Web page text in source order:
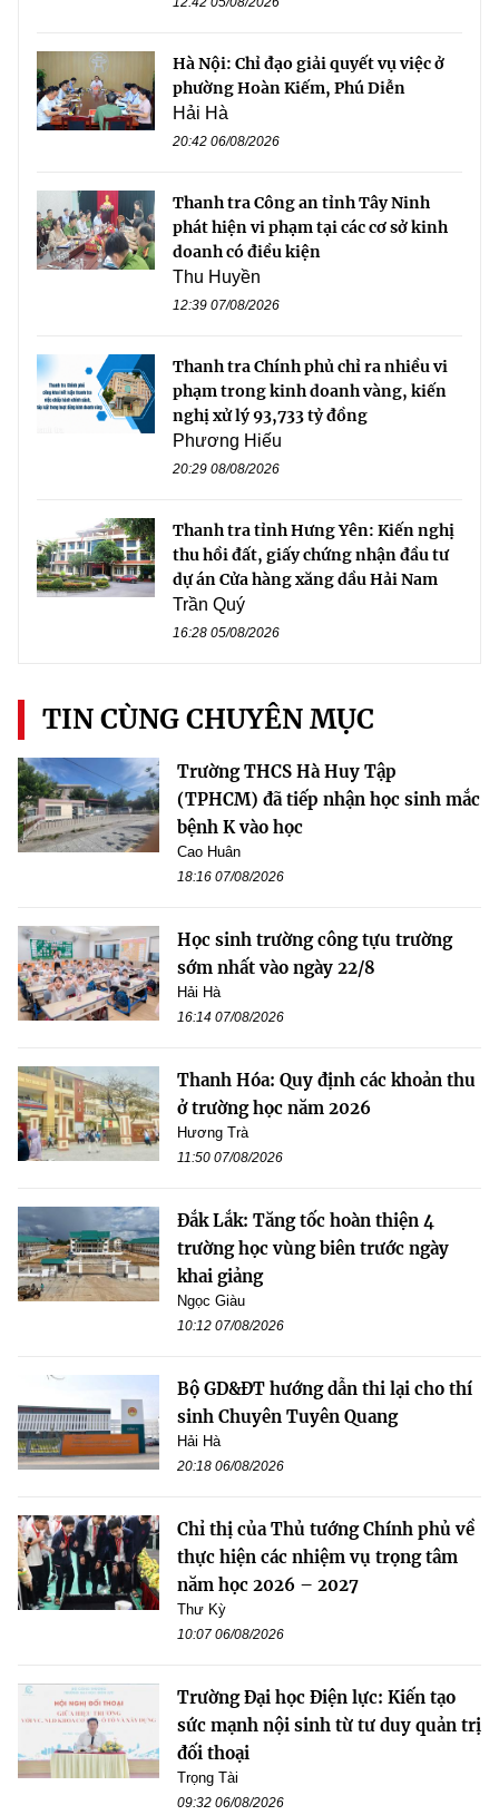
Hà Nội: Chỉ đạo giải quyết vụ việc ở
phường Hoàn Kiếm, Phú Diễn
Hải Hà
20:42 06/08/2026
Thanh tra Công an tỉnh Tây Ninh
phát hiện vi phạm tại các cơ sở kinh
doanh có điều kiện
Thu Huyền
12:39 07/08/2026
Thanh tra Chính phủ chỉ ra nhiều vi
phạm trong kinh doanh vàng, kiến
nghị xử lý 93,733 tỷ đồng
Phương Hiếu
20:29 08/08/2026
Thanh tra tỉnh Hưng Yên: Kiến nghị
thu hồi đất, giấy chứng nhận đầu tư
dự án Cửa hàng xăng dầu Hải Nam
Trần Quý
16:28 05/08/2026
TIN CÙNG CHUYÊN MỤC
Trường THCS Hà Huy Tập
(TPHCM) đã tiếp nhận học sinh mắc
bệnh K vào học
Cao Huân
18:16 07/08/2026
Học sinh trường công tựu trường
sớm nhất vào ngày 22/8
Hải Hà
16:14 07/08/2026
Thanh Hóa: Quy định các khoản thu
ở trường học năm 2026
Hương Trà
11:50 07/08/2026
Đắk Lắk: Tăng tốc hoàn thiện 4
trường học vùng biên trước ngày
khai giảng
Ngọc Giàu
10:12 07/08/2026
Bộ GD&ĐT hướng dẫn thi lại cho thí
sinh Chuyên Tuyên Quang
Hải Hà
20:18 06/08/2026
Chỉ thị của Thủ tướng Chính phủ về
thực hiện các nhiệm vụ trọng tâm
năm học 2026 – 2027
Thư Kỳ
10:07 06/08/2026
Trường Đại học Điện lực: Kiến tạo
sức mạnh nội sinh từ tư duy quản trị
đối thoại
Trọng Tài
09:32 06/08/2026